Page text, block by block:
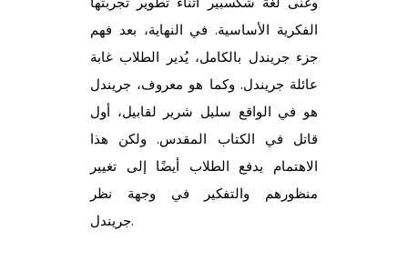
الفكرية الأساسية. في النهاية، بعد فهم
جزء جريندل بالكامل، يُدير الطلاب غابة
عائلة جريندل. وكما هو معروف، جريندل
هو في الواقع سليل شرير لقابيل، أول
قاتل في الكتاب المقدس. ولكن هذا
الاهتمام يدفع الطلاب أيضًا إلى تغيير
منظورهم والتفكير في وجهة نظر
جريندل.